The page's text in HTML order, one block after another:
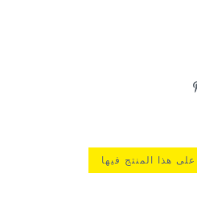
هذا المنتج فيها